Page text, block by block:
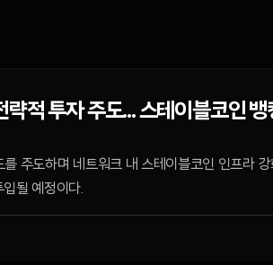
적 투자 주도... 스테이블코인 뱅
주도하며 네트워크 내 스테이블코인 인프라
될 예정이다.